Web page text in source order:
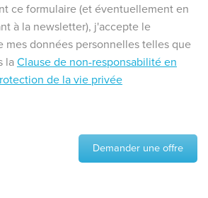
ce formulaire (et éventuellement en
à la newsletter), j'accepte le
mes données personnelles telles que
laClause de non-responsabilité en
de la vie privée
Demander une offre